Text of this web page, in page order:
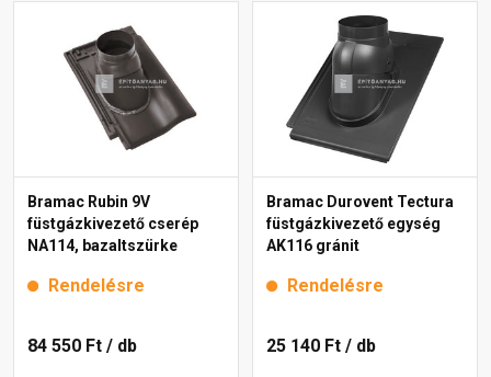
Bramac Rubin 9V
füstgázkivezető cserép
NA114, bazaltszürke
Rendelésre
84 550 Ft / db
Bramac Durovent Tectura
füstgázkivezető egység
AK116 gránit
Rendelésre
25 140 Ft / db